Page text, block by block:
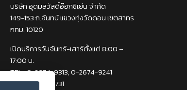
บริษัท อุดมสวัสดิ์อ๊อกซิเย่น จำกัด
149-153 ถ.จันทน์ แขวงทุ่งวัดดอน เขตสาทร
กทม. 10120
เปิดบริการวันจันทร์-เสาร์ตั้งแต่ 8:00 –
17:00 น.
TEL : 0-2674-9313, 0-2674-9241
FAX : 0-2212-2731